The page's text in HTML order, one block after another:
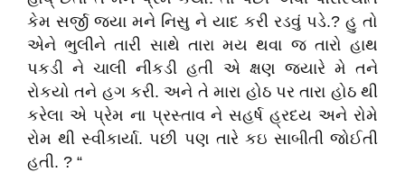
કેમ સર્જી જયા મને નિસુ ને યાદ કરી રડવું પડે.? હુ તો
એને ભુલીને તારી સાથે તારા મય થવા જ તારો હાથ
પકડી ને ચાલી નીકડી હતી એ ક્ષણ જયારે મે તને
રોકયો તને હગ કરી. અને તે મારા હોઠ પર તારા હોઠ થી
કરેલા એ પ્રેમ ના પ્રસ્તાવ ને સહર્ષ હ્રદય અને રોમે
રોમ થી સ્વીકાર્યા. પછી પણ તારે કઇ સાબીતી જોઈતી
હતી. ? “